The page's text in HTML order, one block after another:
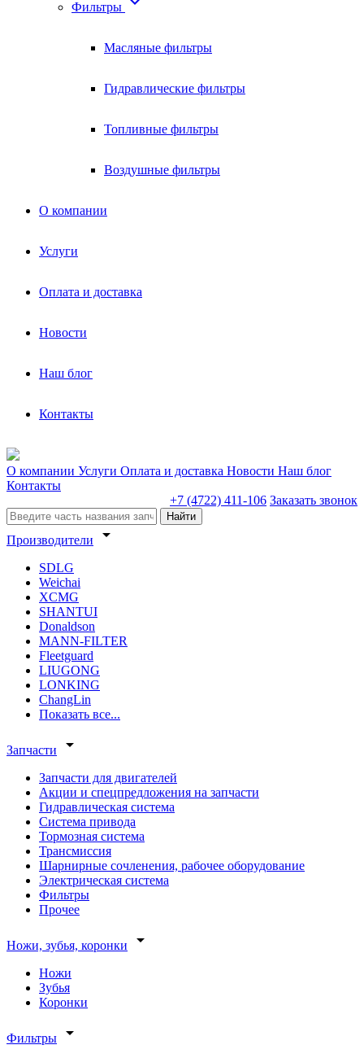
Фильтры
Масляные фильтры
Гидравлические фильтры
Топливные фильтры
Воздушные фильтры
О компании
Услуги
Оплата и доставка
Новости
Наш блог
Контакты
О компании Услуги Оплата и доставка Новости Наш блог
Контакты
+7 (4722) 411-106 Заказать звонок
Найти
Производители arrow_drop_down
SDLG
Weichai
XCMG
SHANTUI
Donaldson
MANN-FILTER
Fleetguard
LIUGONG
LONKING
ChangLin
Показать все...
Запчасти arrow_drop_down
Запчасти для двигателей
Акции и спецпредложения на запчасти
Гидравлическая система
Система привода
Тормозная система
Трансмиссия
Шарнирные сочленения, рабочее оборудование
Электрическая система
Фильтры
Прочее
Ножи, зубья, коронки arrow_drop_down
Ножи
Зубья
Коронки
Фильтры arrow_drop_down